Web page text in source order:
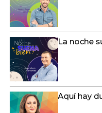
La noche
Aquí hay